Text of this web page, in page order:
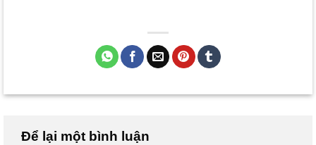
Để lại một bình luận